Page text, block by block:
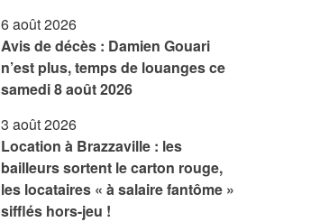
6 août 2026
Avis de décès : Damien Gouari
n’est plus, temps de louanges ce
samedi 8 août 2026
3 août 2026
Location à Brazzaville : les
bailleurs sortent le carton rouge,
les locataires « à salaire fantôme »
sifflés hors-jeu !